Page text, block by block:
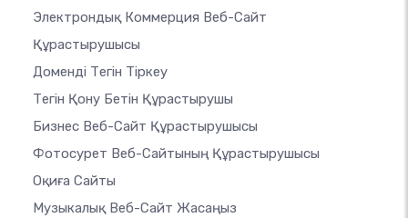
Электрондық Коммерция Веб-Сайт
Құрастырушысы
Доменді Тегін Тіркеу
Тегін Қону Бетін Құрастырушы
Бизнес Веб-Сайт Құрастырушысы
Фотосурет Веб-Сайтының Құрастырушысы
Оқиға Сайты
Музыкалық Веб-Сайт Жасаңыз